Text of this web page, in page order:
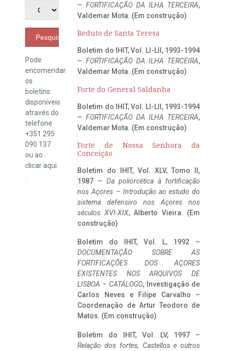
Pesquisar
Pode
encomendar
os
boletins
disponíveis
através do
telefone
+351 295
090 137
ou ao
clicaraqui
– FORTIFICAÇÃO DA ILHA TERCEIRA,
Valdemar Mota. (Em construção)
Reduto de Santa Teresa
Boletim do IHIT, Vol. LI-LII, 1993-1994
– FORTIFICAÇÃO DA ILHA TERCEIRA,
Valdemar Mota. (Em construção)
Forte do General Saldanha
Boletim do IHIT, Vol. LI-LII, 1993-1994
– FORTIFICAÇÃO DA ILHA TERCEIRA,
Valdemar Mota. (Em construção)
Forte de Nossa Senhora da
Conceição
Boletim do IHIT, Vol. XLV, Tomo II,
1987 – Da poliorcética à fortificação
nos Açores – Introdução ao estudo do
sistema defensivo nos Açores nos
séculos XVI-XIX, Alberto Vieira. (Em
construção)
Boletim do IHIT, Vol. L, 1992 –
DOCUMENTAÇÃO SOBRE AS
FORTIFICAÇÕES DOS AÇORES
EXISTENTES NOS ARQUIVOS DE
LISBOA – CATÁLOGO, Investigação de
Carlos Neves e Filipe Carvalho –
Coordenação de Artur Teodoro de
Matos. (Em construção)
Boletim do IHIT, Vol. LV, 1997 –
Relação dos fortes, Castellos e outros